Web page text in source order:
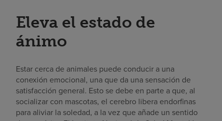
Eleva el estado de
ánimo
Estar cerca de animales puede conducir a una
conexión emocional, una que da una sensación de
satisfacción general. Esto se debe en parte a que, al
socializar con mascotas, el cerebro libera endorfinas
para aliviar la soledad, a la vez que añade un sentido